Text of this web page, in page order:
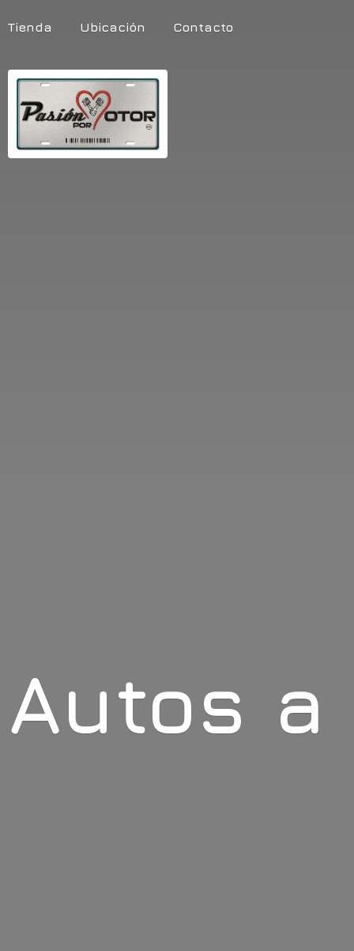
Tienda Ubicación Contacto
Autos a